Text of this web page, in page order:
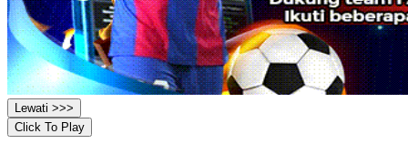
Lewati >>>
Click To Play